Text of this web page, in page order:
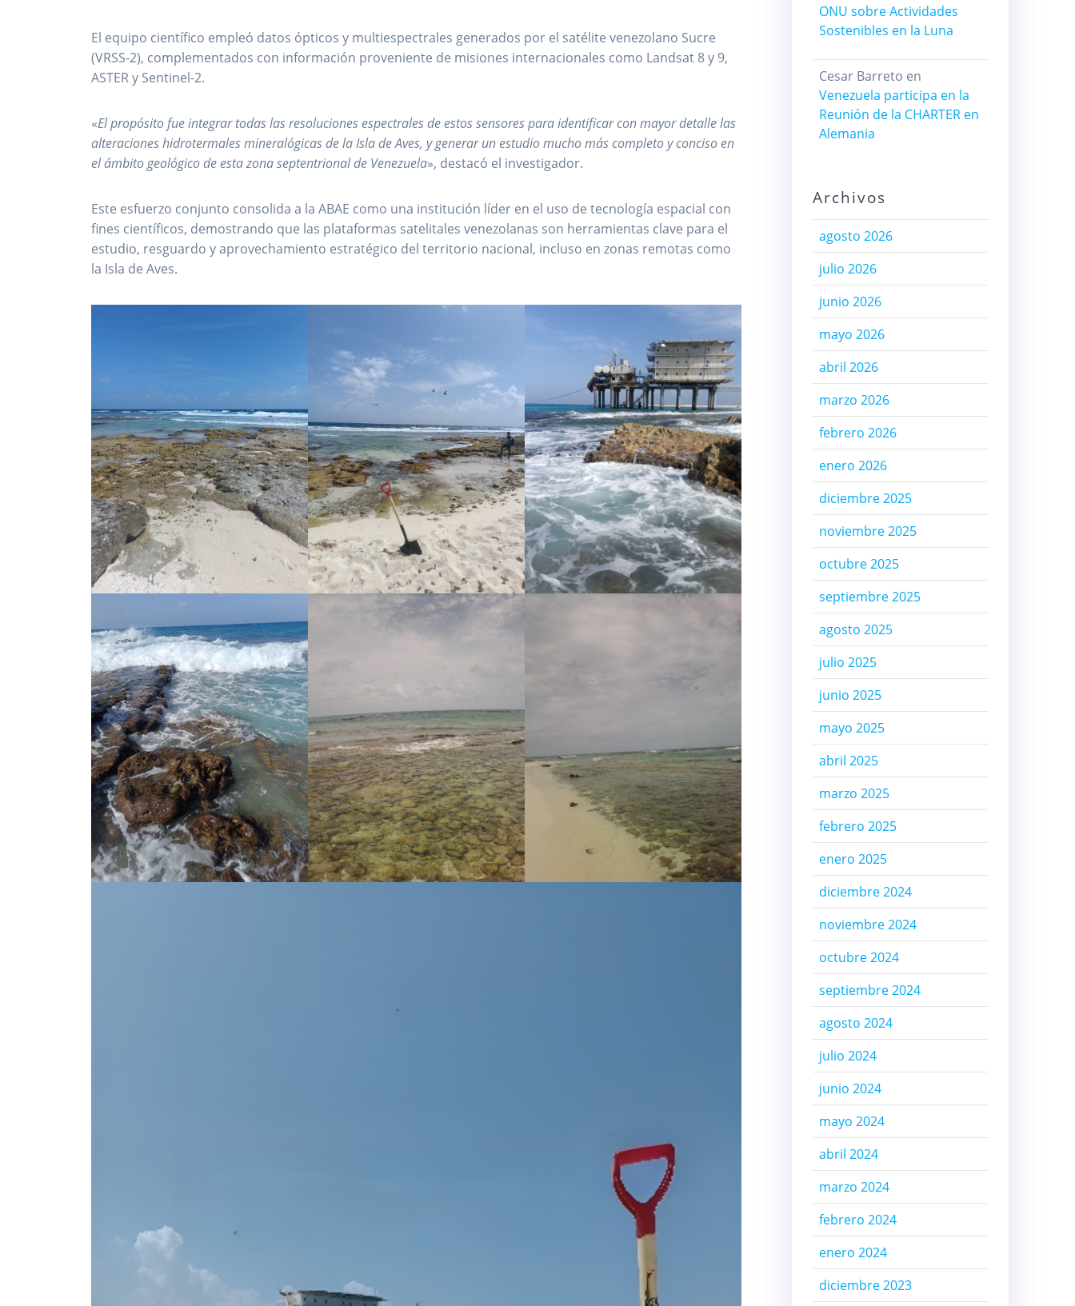
El equipo científico empleó datos ópticos y multiespectrales generados por el satélite venezolano Sucre
(VRSS-2), complementados con información proveniente de misiones internacionales como Landsat 8 y 9,
ASTER y Sentinel-2.
«El propósito fue integrar todas las resoluciones espectrales de estos sensores para identificar con mayor detalle las
alteraciones hidrotermales mineralógicas de la Isla de Aves, y generar un estudio mucho más completo y conciso en
el ámbito geológico de esta zona septentrional de Venezuela», destacó el investigador.
Este esfuerzo conjunto consolida a la ABAE como una institución líder en el uso de tecnología espacial con
fines científicos, demostrando que las plataformas satelitales venezolanas son herramientas clave para el
estudio, resguardo y aprovechamiento estratégico del territorio nacional, incluso en zonas remotas como
la Isla de Aves.
ONU sobre Actividades
Sostenibles en la Luna
Cesar Barreto en
Venezuela participa en la
Reunión de la CHARTER en
Alemania
Archivos
agosto 2026
julio 2026
junio 2026
mayo 2026
abril 2026
marzo 2026
febrero 2026
enero 2026
diciembre 2025
noviembre 2025
octubre 2025
septiembre 2025
agosto 2025
julio 2025
junio 2025
mayo 2025
abril 2025
marzo 2025
febrero 2025
enero 2025
diciembre 2024
noviembre 2024
octubre 2024
septiembre 2024
agosto 2024
julio 2024
junio 2024
mayo 2024
abril 2024
marzo 2024
febrero 2024
enero 2024
diciembre 2023